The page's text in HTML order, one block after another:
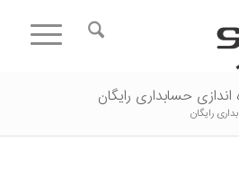
حسابداری رایگان
رایگان